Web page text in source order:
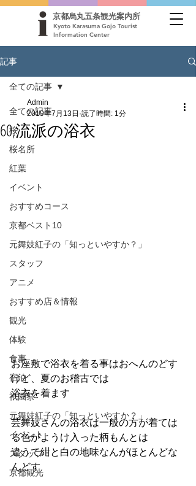
Kyoto Karasuma Gojo Tourist
Information Center
京都烏丸五条観光案内所
記事
全ての記事
桜
桜名所
紅葉
イベント
おすすめコース
京都ベスト10
元舞妓紅子の「知っといやすか？」
スタッフ
アニメ
おすすめ店＆情報
観光
体験
食事
宿泊
祇園祭
元舞妓紅子の「知っといやすか？」
イベント
スタッフ
京都観光
全ての記事
60,流派の浴衣
Admin
2019年7月13日 読了時間: 1分
お座敷で浴衣を着る事はおへんのどす
けど、夏のお稽古では
浴衣を着ます
芸舞妓さんの浴衣は一般の方が着ては
る色がようけ入った柄もんとは
違うて紺と白の地味なんがほとんどな
んどす